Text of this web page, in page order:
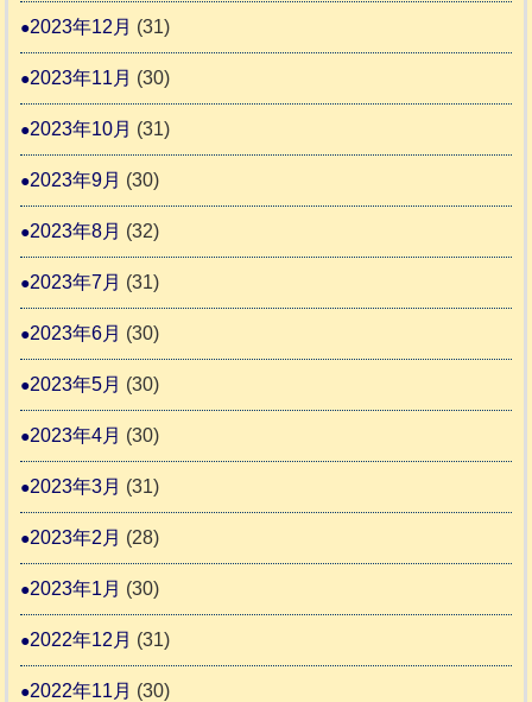
2023年12月 (31)
2023年11月 (30)
2023年10月 (31)
2023年9月 (30)
2023年8月 (32)
2023年7月 (31)
2023年6月 (30)
2023年5月 (30)
2023年4月 (30)
2023年3月 (31)
2023年2月 (28)
2023年1月 (30)
2022年12月 (31)
2022年11月 (30)